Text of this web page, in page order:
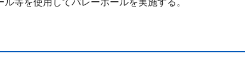
等を使用してバレーボールを実施する。